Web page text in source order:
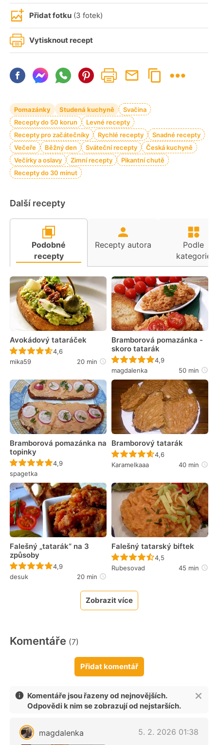
Přidat fotku (3 fotek)
Vytisknout recept
Pomazánky Studená kuchyně
Svačina
Recepty do 50 korun
Levné recepty
Recepty pro začátečníky
Rychlé recepty
Snadné recepty
Večeře
Běžný den Sváteční recepty
Česká kuchyně
Večírky a oslavy
Zimní recepty
Pikantní chutě
Recepty do 30 minut
Další recepty
Podobné
recepty
Recepty autora
Podle
kategorie
Avokádový tataráček
Recept ještě nebyl hodnocen
4,6
mika59
20 min
Bramborová pomazánka -
skoro tatarák
Recept ještě nebyl
4,9
magdalenka
50 min
Bramborová pomazánka na
topinky
Recept ještě nebyl hodnocen
4,9
spagetka
Bramborový tatarák
Recept ještě nebyl
4,6
Karamelkaaa
40 min
Falešný „tatarák“ na 3
způsoby
Recept ještě nebyl hodnocen
4,9
desuk
20 min
Falešný tatarský biftek
Recept ještě nebyl
4,5
Rubesovad
45 min
Zobrazit více
Komentáře (7)
Přidat komentář
Komentáře jsou řazeny od nejnovějších.
Odpovědi k nim se zobrazují od nejstarších.
magdalenka 5. 2. 2026 01:38